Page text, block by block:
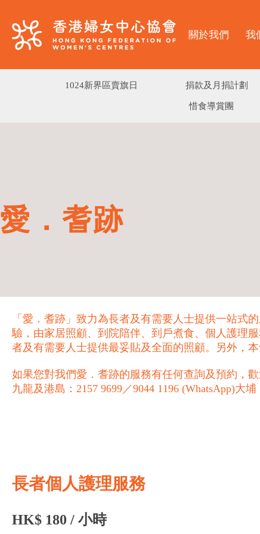
關於我們 我
1024新界區賣旗日 捐款及月捐計劃
惜食導賞團
愛．耆跡
「愛．耆跡」致力為長者及有需要人士提供一站式
驗，由家居照顧、到院陪伴、到戶煮食、個人護理
者及有需要人士提供最妥貼及全面的照顧。另外，
如果您對我們愛．耆跡的服務有任何查詢及預約，
九龍及港島：2157 9699／9044 1196 (WhatsApp)ㅤㅤㅤㅤ
長者個人護理服務
HK$ 180 / 小時